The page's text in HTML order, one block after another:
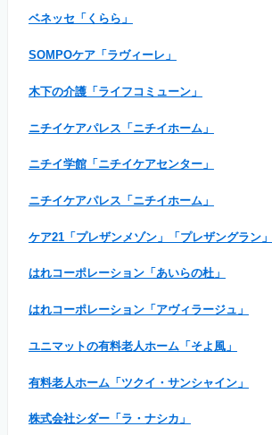
ベネッセ「くらら」
SOMPOケア「ラヴィーレ」
木下の介護「ライフコミューン」
ニチイケアパレス「ニチイホーム」
ニチイ学館「ニチイケアセンター」
ニチイケアパレス「ニチイホーム」
ケア21「プレザンメゾン」「プレザングラン」
はれコーポレーション「あいらの杜」
はれコーポレーション「アヴィラージュ」
ユニマットの有料老人ホーム「そよ風」
有料老人ホーム「ツクイ・サンシャイン」
株式会社シダー「ラ・ナシカ」